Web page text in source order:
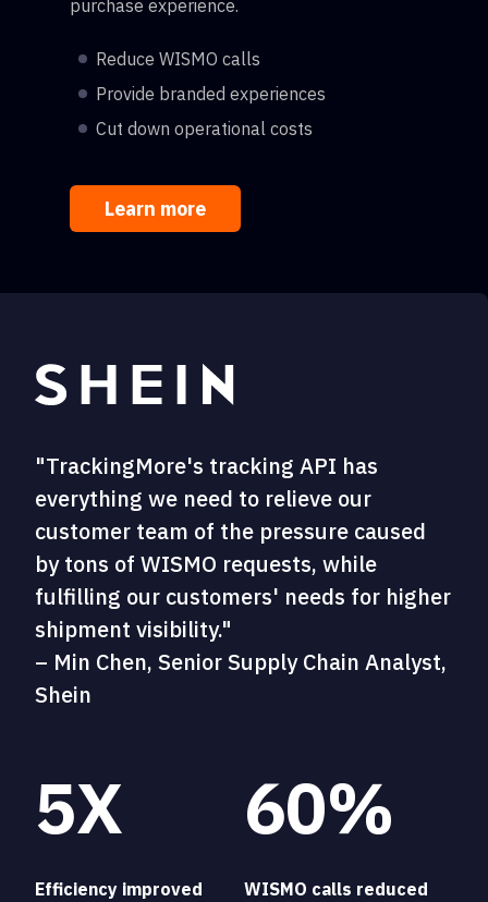
purchase experience.
Reduce WISMO calls
Provide branded experiences
Cut down operational costs
Learn more
"TrackingMore's tracking API has
everything we need to relieve our
customer team of the pressure caused
by tons of WISMO requests, while
fulfilling our customers' needs for higher
shipment visibility."
– Min Chen, Senior Supply Chain Analyst,
Shein
5X
Efficiency improved
60%
WISMO calls reduced